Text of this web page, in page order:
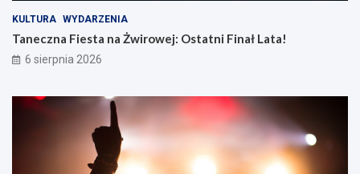
KULTURA WYDARZENIA
Taneczna Fiesta na Żwirowej: Ostatni Finał Lata!
6 sierpnia 2026